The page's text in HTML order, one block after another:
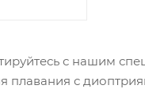
с нашим
с